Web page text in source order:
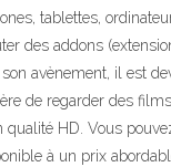
tablettes,
des addons
avènement, il est
de regarder des
HD. Vous
à un prix